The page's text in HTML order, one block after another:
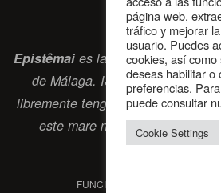
Epistêmaies la revista digital de la
de Málaga. ISSN 2697-2468.
libremente tengan algo que
este mare nostrumque es el
FUNCIONA CON
página web,
tráfico y mejorar
usuario. Puedes
cookies, así
deseas habilitar o
preferencias.
puede consultar
Cookie Settings